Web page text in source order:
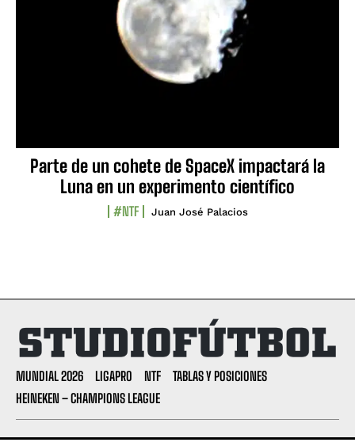
Parte de un cohete de SpaceX impactará la
Luna en un experimento científico
#NTF Juan José Palacios
MUNDIAL 2026 LIGAPRO NTF
TABLAS Y POSICIONES
HEINEKEN – CHAMPIONS LEAGUE